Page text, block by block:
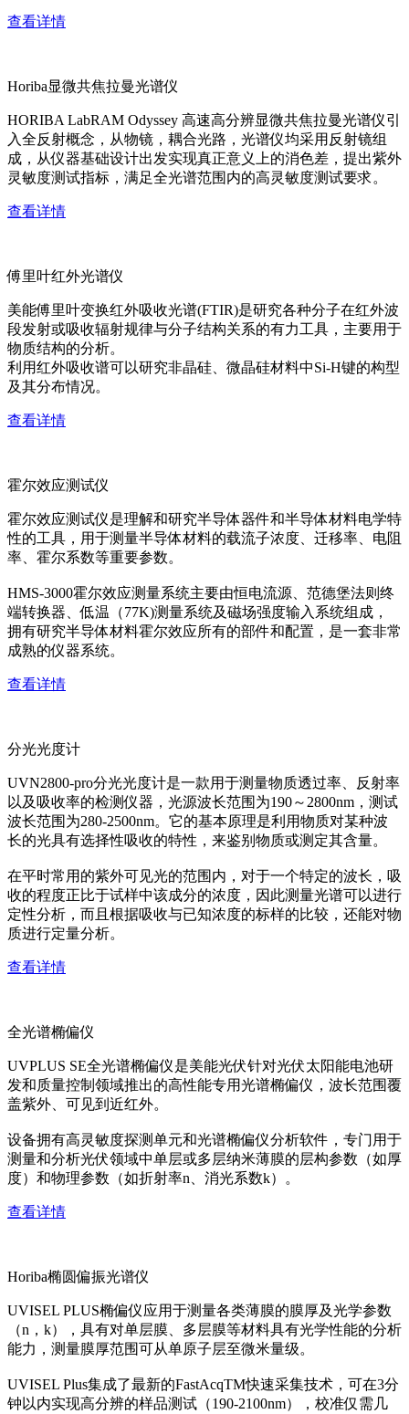
查看详情
Horiba显微共焦拉曼光谱仪
HORIBA LabRAM Odyssey 高速高分辨显微共焦拉曼光谱仪引
入全反射概念，从物镜，耦合光路，光谱仪均采用反射镜组
成，从仪器基础设计出发实现真正意义上的消色差，提出紫外
灵敏度测试指标，满足全光谱范围内的高灵敏度测试要求。
查看详情
傅里叶红外光谱仪
美能傅里叶变换红外吸收光谱(FTIR)是研究各种分子在红外波
段发射或吸收辐射规律与分子结构关系的有力工具，主要用于
物质结构的分析。
利用红外吸收谱可以研究非晶硅、微晶硅材料中Si-H键的构型
及其分布情况。
查看详情
霍尔效应测试仪
霍尔效应测试仪是理解和研究半导体器件和半导体材料电学特
性的工具，用于测量半导体材料的载流子浓度、迁移率、电阻
率、霍尔系数等重要参数。
HMS-3000霍尔效应测量系统主要由恒电流源、范德堡法则终
端转换器、低温（77K)测量系统及磁场强度输入系统组成，
拥有研究半导体材料霍尔效应所有的部件和配置，是一套非常
成熟的仪器系统。
查看详情
分光光度计
UVN2800-pro分光光度计是一款用于测量物质透过率、反射率
以及吸收率的检测仪器，光源波长范围为190～2800nm，测试
波长范围为280-2500nm。它的基本原理是利用物质对某种波
长的光具有选择性吸收的特性，来鉴别物质或测定其含量。
在平时常用的紫外可见光的范围内，对于一个特定的波长，吸
收的程度正比于试样中该成分的浓度，因此测量光谱可以进行
定性分析，而且根据吸收与已知浓度的标样的比较，还能对物
质进行定量分析。
查看详情
全光谱椭偏仪
UVPLUS SE全光谱椭偏仪是美能光伏针对光伏太阳能电池研
发和质量控制领域推出的高性能专用光谱椭偏仪，波长范围覆
盖紫外、可见到近红外。
设备拥有高灵敏度探测单元和光谱椭偏仪分析软件，专门用于
测量和分析光伏领域中单层或多层纳米薄膜的层构参数（如厚
度）和物理参数（如折射率n、消光系数k）。
查看详情
Horiba椭圆偏振光谱仪
UVISEL PLUS椭偏仪应用于测量各类薄膜的膜厚及光学参数
（n，k），具有对单层膜、多层膜等材料具有光学性能的分析
能力，测量膜厚范围可从单原子层至微米量级。
UVISEL Plus集成了最新的FastAcqTM快速采集技术，可在3分
钟以内实现高分辨的样品测试（190-2100nm），校准仅需几